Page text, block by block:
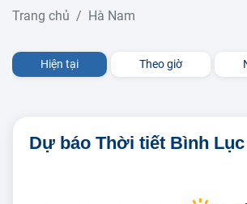
Trang chủ Hà Nam
Hiện tại Theo giờ
Dự báo Thời tiết Bình Lục